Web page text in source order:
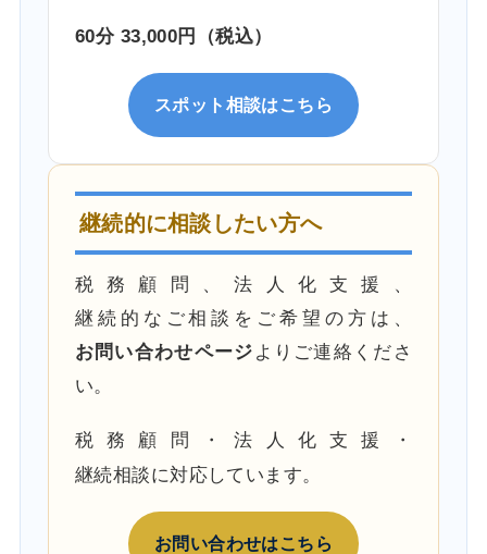
60分 33,000円（税込）
スポット相談はこちら
継続的に相談したい方へ
税務顧問、法人化支援、
継続的なご相談をご希望の方は、
お問い合わせページ よりご連絡くださ
い。
税務顧問・法人化支援・
継続相談に対応しています。
お問い合わせはこちら